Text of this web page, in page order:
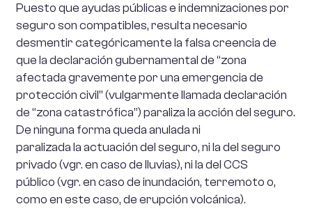
Puesto que ayudas públicas e indemnizaciones por
seguro son compatibles, resulta necesario
desmentir categóricamente la falsa creencia de
que la declaración gubernamental de “zona
afectada gravemente por una emergencia de
protección civil” (vulgarmente llamada declaración
de “zona catastrófica”) paraliza la acción del seguro.
De ninguna forma queda anulada ni
paralizada la actuación del seguro, ni la del seguro
privado (vgr. en caso de lluvias), ni la del CCS
público (vgr. en caso de inundación, terremoto o,
como en este caso, de erupción volcánica).